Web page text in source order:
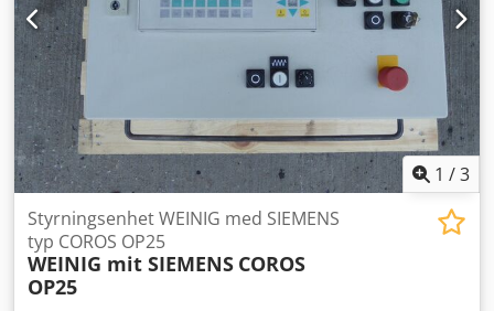
1 /3
Styrningsenhet WEINIG med SIEMENS
typ COROS OP25
WEINIG mit SIEMENS COROS
OP25